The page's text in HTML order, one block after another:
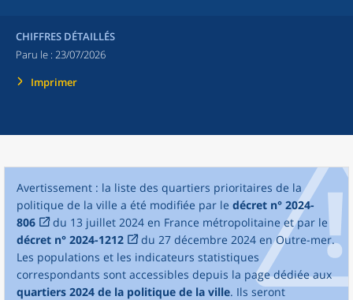
CHIFFRES DÉTAILLÉS
Paru le : 23/07/2026
Imprimer
Avertissement : la liste des quartiers prioritaires de la
politique de la ville a été modifiée par le décret n° 2024-
806
du 13 juillet 2024 en France métropolitaine et par le
décret n° 2024-1212
du 27 décembre 2024 en Outre-mer.
Les populations et les indicateurs statistiques
correspondants sont accessibles depuis la page dédiée aux
quartiers 2024 de la politique de la ville. Ils seront